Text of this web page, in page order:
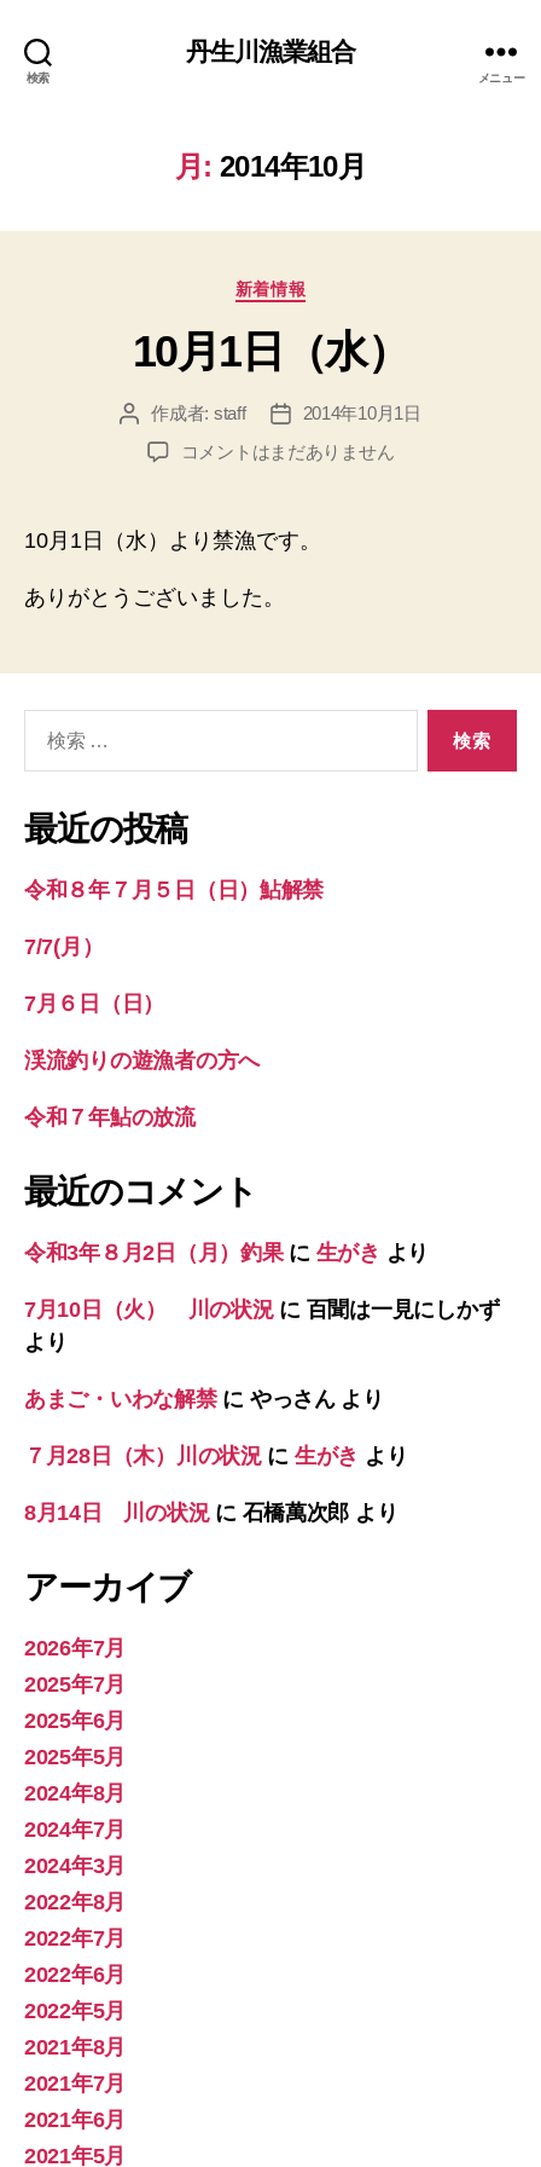
検索
丹生川漁業組合
メニュー
月: 2014年10月
カ
ゴ
リ
新着情報
10月1日（水）
投 作成者: staff
投
稿
日
2014年10月1日
10
日
（水）
の
コメントはまだありません
10月1日（水）より禁漁です。
ありがとうございました。
象:
最近の投稿
令和８年７月５日（日）鮎解禁
7/7(月）
7月６日（日）
渓流釣りの遊漁者の方へ
令和７年鮎の放流
最近のコメント
令和3年８月2日（月）釣果に 生がき より
7月10日（火） 川の状況に 百聞は一見にしかず
より
あまご・いわな解禁に やっさんより
７月28日（木）川の状況に 生がき より
8月14日 川の状況に 石橋萬次郎 より
アーカイブ
2026年7月
2025年7月
2025年6月
2025年5月
2024年8月
2024年7月
2024年3月
2022年8月
2022年7月
2022年6月
2022年5月
2021年8月
2021年7月
2021年6月
2021年5月